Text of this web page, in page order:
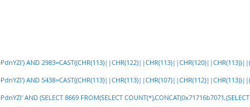
AND
AND
AND (SELECT 8669 FROM(SELECT